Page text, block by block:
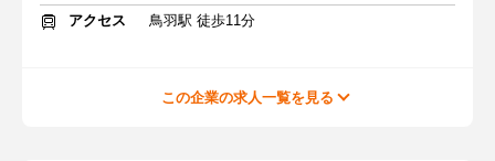
アクセス
鳥羽駅 徒歩11分
この企業の求人一覧を見る